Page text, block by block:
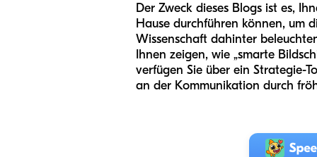
Der Zweck dieses Blogs ist es,
Hause durchführen können, um
Wissenschaft dahinter
Ihnen zeigen, wie „smarte
verfügen Sie über ein Strategie-
an der Kommunikation durch